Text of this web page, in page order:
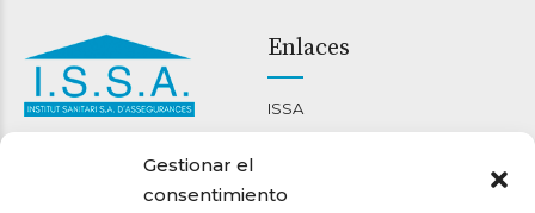
Gestionar el
consentimiento
Enlaces
ISSA